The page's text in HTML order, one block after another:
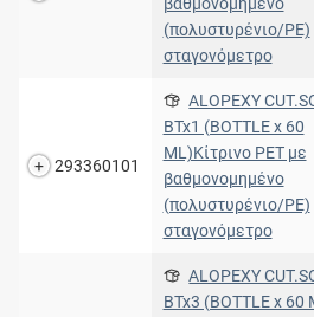
(πολυστυρένιο/PE)
σταγονόμετρο
293360101
ALOPEXY
BTx1 (BOTTLE x 60
ML)Κίτρινο PET με
βαθμονομημένο
(πολυστυρένιο/PE)
σταγονόμετρο
ALOPEXY
BTx3 (BOTTLE x 60